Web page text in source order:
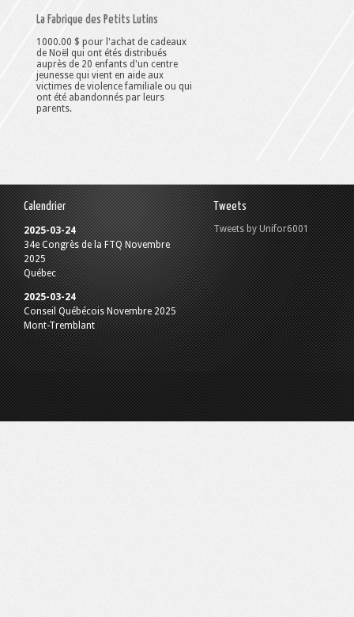
La Fabrique des Petits Lutins
1000.00 $ pour l'achat de cadeaux
de Noël qui ont étés distribués
auprès de 20 enfants d'un centre
jeunesse qui vient en aide aux
victimes de violence familiale ou qui
ont été abandonnés par leurs
parents.
Calendrier
2025-03-24
34e Congrès de la FTQ Novembre
2025
Québec
2025-03-24
Conseil Québécois Novembre 2025
Mont-Tremblant
Tweets
Tweets by Unifor6001